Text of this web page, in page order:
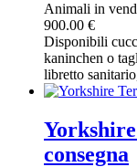
Animali in
900.00 €
Disponibili
kaninchen o
libretto
consegna